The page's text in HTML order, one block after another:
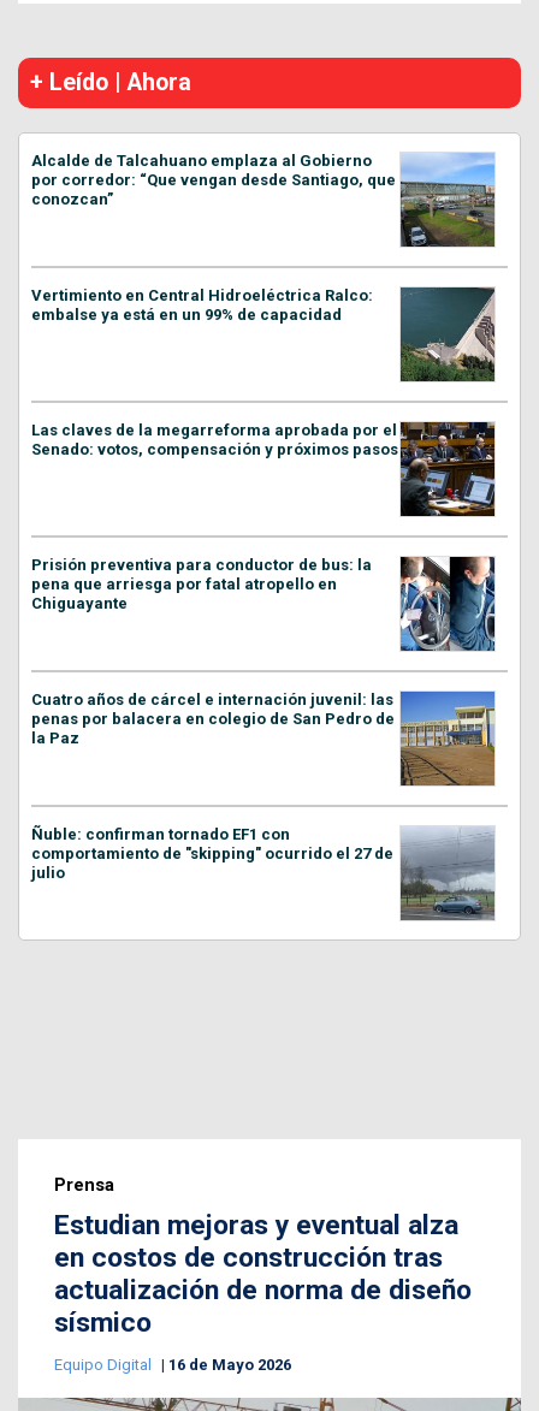
+ Leído | Ahora
Alcalde de Talcahuano emplaza al Gobierno
por corredor: “Que vengan desde Santiago, que
conozcan”
Vertimiento en Central Hidroeléctrica Ralco:
embalse ya está en un 99% de capacidad
Las claves de la megarreforma aprobada por el
Senado: votos, compensación y próximos pasos
Prisión preventiva para conductor de bus: la
pena que arriesga por fatal atropello en
Chiguayante
Cuatro años de cárcel e internación juvenil: las
penas por balacera en colegio de San Pedro de
la Paz
Ñuble: confirman tornado EF1 con
comportamiento de "skipping" ocurrido el 27 de
julio
Prensa
Estudian mejoras y eventual alza
en costos de construcción tras
actualización de norma de diseño
sísmico
Equipo Digital 16 de Mayo 2026